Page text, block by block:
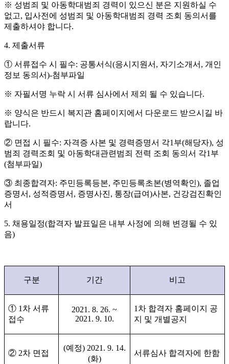
※ 성범죄 및 아동학대범죄 경력이 있으신 분은 지원하실 수
없고, 입사전에 성범죄 및 아동학대범죄 경력 조회 동의서를
제출하셔야 합니다.
4. 제출서류
① 서류접수 시 필수: 공통서식(응시지원서 , 자기소개서 , 개인
정보 동의서)-첨부파일
※ 자필서명 누락 시 서류 심사에서 제외 될 수 있습니다.
※ 양식은 반드시 복지관 홈페이지에서 다운로드 받으시길 바
랍니다.
② 면접 시 필수: 자격증 사본 및 경력증명서 각1 부(해당자), 성
범죄 경력조회 및 아동학대관련범죄 전력 조회 동의서 각1 부
(첨부파일)
③ 최종합격자: 주민등록등본, 주민등록초본(병역확인), 졸업
증명서 , 성적증명서 , 증명사진, 통장(급여)사본, 건강검진확인
서
5. 채용일정(합격자 발표일은 내부 사정에 의해 변경될 수 있
음)
구분 기간 비고
① 1 차 서류
접수
2021. 8. 26. ~
2021. 9. 10.
1 차 합격자 홈페이지 공
지 및 개별공지
② 2차 면접
(예정) 2021. 9. 14.
(화)
서류심사 합격자에 한함